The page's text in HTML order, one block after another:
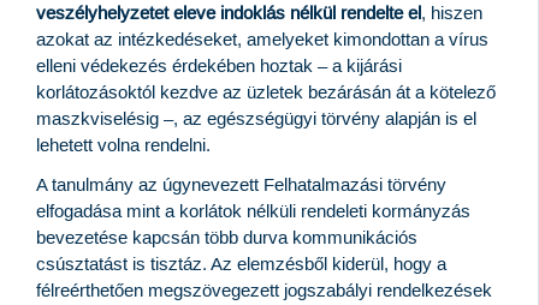
veszélyhelyzetet eleve indoklás nélkül rendelte el, hiszen
azokat az intézkedéseket, amelyeket kimondottan a vírus
elleni védekezés érdekében hoztak – a kijárási
korlátozásoktól kezdve az üzletek bezárásán át a kötelező
maszkviselésig –, az egészségügyi törvény alapján is el
lehetett volna rendelni.
A tanulmány az úgynevezett Felhatalmazási törvény
elfogadása mint a korlátok nélküli rendeleti kormányzás
bevezetése kapcsán több durva kommunikációs
csúsztatást is tisztáz. Az elemzésből kiderül, hogy a
félreérthetően megszövegezett jogszabályi rendelkezések